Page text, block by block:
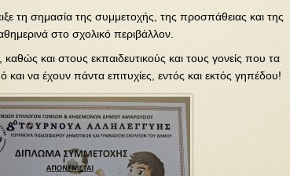
τη σημασία της συμμετοχής, της προσπάθειας και της
στο σχολικό περιβάλλον.
και στους εκπαιδευτικούς και τους γονείς που τα
να έχουν πάντα επιτυχίες, εντός και εκτός γηπέδου!